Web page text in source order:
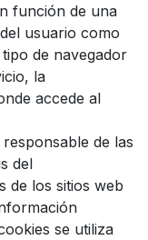
función de una
usuario como
de navegador
la
accede al
de las
del
de los sitios web
se utiliza